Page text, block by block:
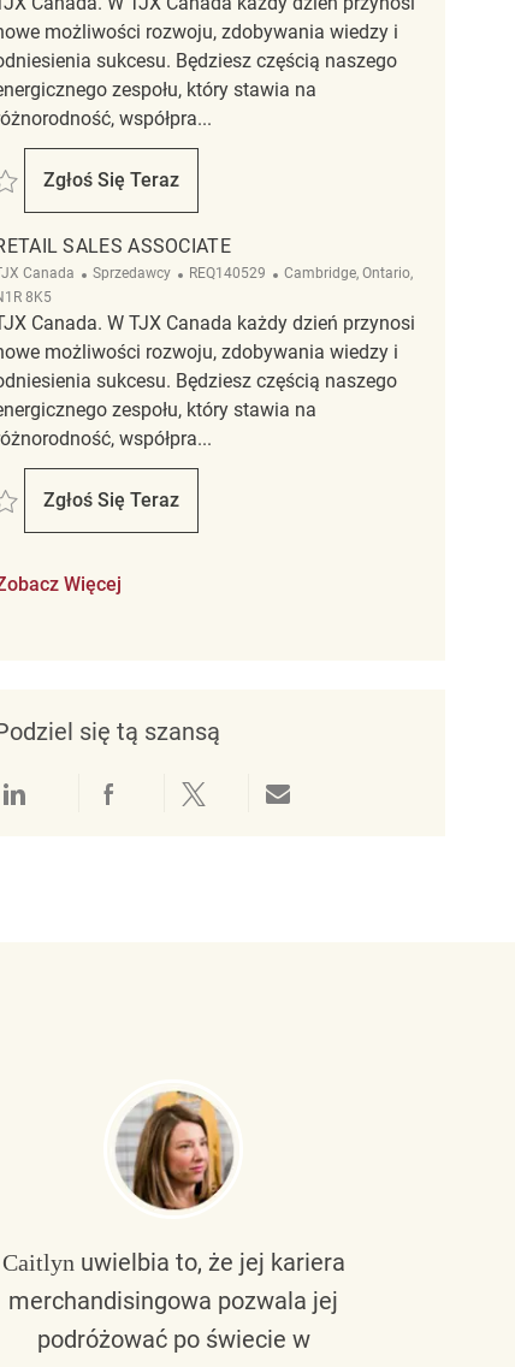
możliwości rozwoju, zdobywania wiedzy i
sukcesu. Będziesz częścią naszego
zespołu, który stawia na
współpra...
Zapisać Retail Store Associate Part Time Seasonal Marshalls/HomeSense –
Zgłoś Się Teraz
Retail Store Associate Part Time Seasonal
SALES ASSOCIATE
Canada Kategoria
Sprzedawcy ReqId
REQ140529 Lokalizacja
Cambridge, Ontario,
8K5
Canada. W TJX Canada każdy dzień przynosi
możliwości rozwoju, zdobywania wiedzy i
sukcesu. Będziesz częścią naszego
zespołu, który stawia na
współpra...
Zapisać Retail Sales Associate REQ140529
Zgłoś Się Teraz
Retail Sales Associate
Więcej
się tą szansą
Udostępnianie przez LinkedIn
Udostępnianie przez Facebook
Udostępnij przez Twitter
Udostępnianie przez e-mail
Caitlynuwielbia to, że jej kariera
merchandisingowa pozwala jej
podróżować po świecie w